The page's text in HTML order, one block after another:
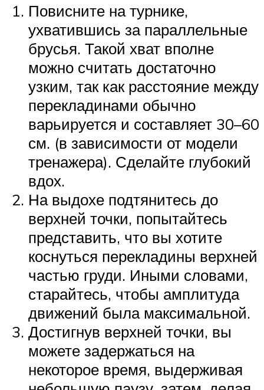
Повисните на турнике,
ухватившись за параллельные
брусья. Такой хват вполне
можно считать достаточно
узким, так как расстояние между
перекладинами обычно
варьируется и составляет 30–60
см. (в зависимости от модели
тренажера). Сделайте глубокий
вдох.
На выдохе подтянитесь до
верхней точки, попытайтесь
представить, что вы хотите
коснуться перекладины верхней
частью груди. Иными словами,
старайтесь, чтобы амплитуда
движений была максимальной.
Достигнув верхней точки, вы
можете задержаться на
некоторое время, выдерживая